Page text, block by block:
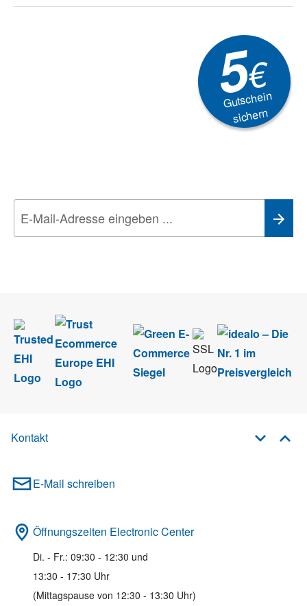
5€
Gutschein
sichern
Kontakt
E-Mail schreiben
Öffnungszeiten Electronic Center
Di. - Fr.: 09:30 - 12:30 und
13:30 - 17:30 Uhr
(Mittagspause von 12:30 - 13:30 Uhr)